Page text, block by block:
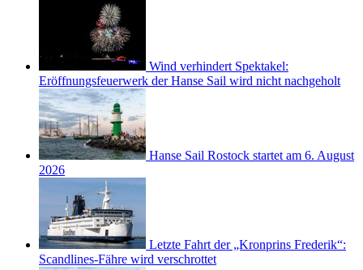
Wind verhindert Spektakel:
Eröffnungsfeuerwerk der Hanse Sail wird nicht nachgeholt
Hanse Sail Rostock startet am 6. August
2026
Letzte Fahrt der „Kronprins Frederik“:
Scandlines-Fähre wird verschrottet